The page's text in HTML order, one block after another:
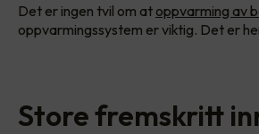
Det er ingen tvil om at oppvarming av
oppvarmingssystem er viktig. Det er
Store fremskritt